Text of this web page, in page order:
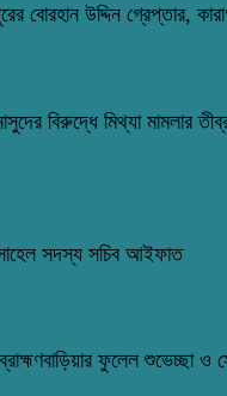
বোরহান উদ্দিন গ্রেপ্তার,
বিরুদ্ধে মিথ্যা মামলার
সদস্য সচিব আইফাত
ফুলেল শুভেচ্ছা ও